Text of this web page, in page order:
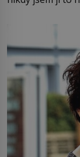
Jsme spolu